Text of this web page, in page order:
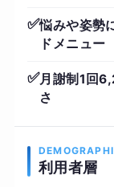
✅悩みや姿勢
ドメニュー
✅月謝制1回
さ
利用者層